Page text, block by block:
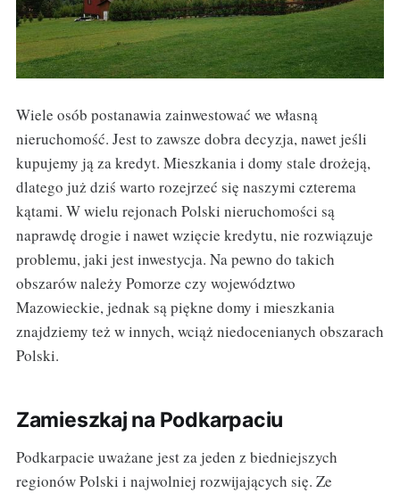
Wiele osób postanawia zainwestować we własną
nieruchomość. Jest to zawsze dobra decyzja, nawet jeśli
kupujemy ją za kredyt. Mieszkania i domy stale drożeją,
dlatego już dziś warto rozejrzeć się naszymi czterema
kątami. W wielu rejonach Polski nieruchomości są
naprawdę drogie i nawet wzięcie kredytu, nie rozwiązuje
problemu, jaki jest inwestycja. Na pewno do takich
obszarów należy Pomorze czy województwo
Mazowieckie, jednak są piękne domy i mieszkania
znajdziemy też w innych, wciąż niedocenianych obszarach
Polski.
Zamieszkaj na Podkarpaciu
Podkarpacie uważane jest za jeden z biedniejszych
regionów Polski i najwolniej rozwijających się. Ze